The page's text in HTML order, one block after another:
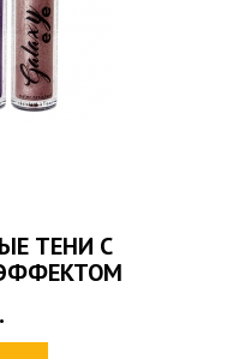
ТЕНИ С